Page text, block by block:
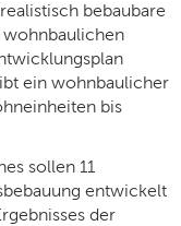
bebaubare
ein wohnbaulicher
bis
sollen 11
entwickelt
der